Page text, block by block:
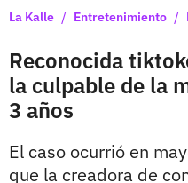
La Kalle / Entretenimiento /
Reconocida
la culpable de la
3 años
El caso ocurrió en
que la creadora de